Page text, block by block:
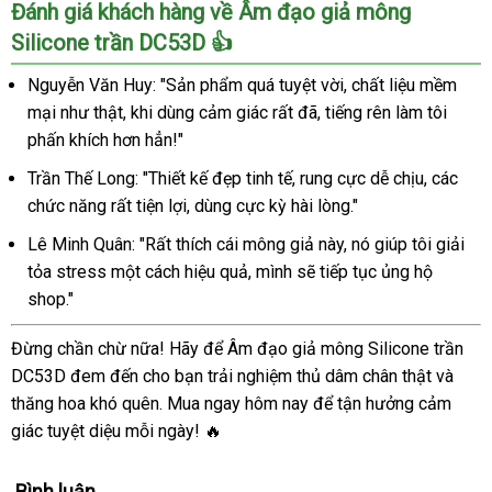
Đánh giá khách hàng về Âm đạo giả mông
Silicone trần DC53D 👍
Nguyễn Văn Huy: "Sản phẩm quá tuyệt vời, chất liệu mềm
mại như thật, khi dùng cảm giác rất đã, tiếng rên làm tôi
phấn khích hơn hẳn!"
Trần Thế Long: "Thiết kế đẹp tinh tế, rung cực dễ chịu, các
chức năng rất tiện lợi, dùng cực kỳ hài lòng."
Lê Minh Quân: "Rất thích cái mông giả này, nó giúp tôi giải
tỏa stress một cách hiệu quả, mình sẽ tiếp tục ủng hộ
shop."
Đừng chần chừ nữa! Hãy để Âm đạo giả mông Silicone trần
DC53D đem đến cho bạn trải nghiệm thủ dâm chân thật và
thăng hoa khó quên. Mua ngay hôm nay để tận hưởng cảm
giác tuyệt diệu mỗi ngày! 🔥